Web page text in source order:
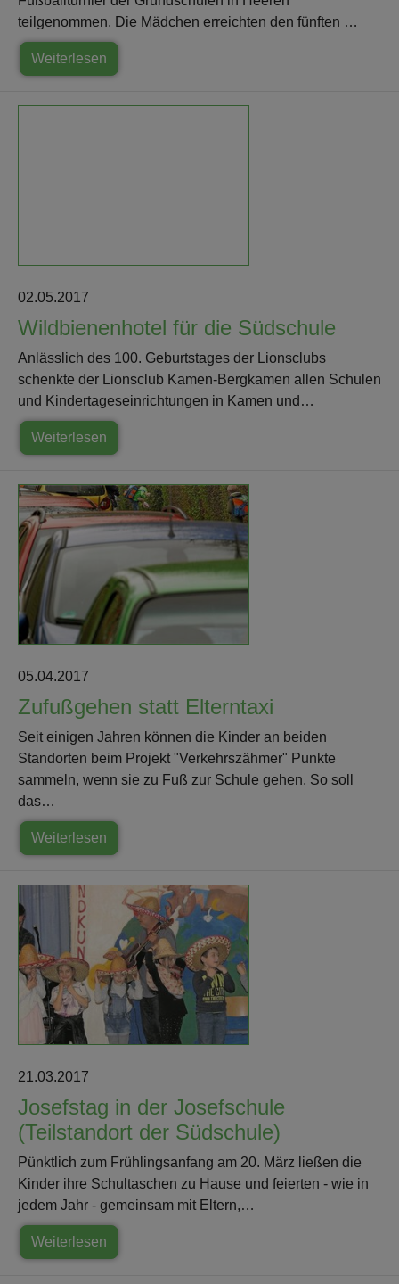
teilgenommen. Die Mädchen erreichten den fünften …
Weiterlesen
02.05.2017
Wildbienenhotel für die Südschule
Anlässlich des 100. Geburtstages der Lionsclubs
schenkte der Lionsclub Kamen-Bergkamen allen Schulen
und Kindertageseinrichtungen in Kamen und…
Weiterlesen
05.04.2017
Zufußgehen statt Elterntaxi
Seit einigen Jahren können die Kinder an beiden
Standorten beim Projekt "Verkehrszähmer" Punkte
sammeln, wenn sie zu Fuß zur Schule gehen. So soll
das…
Weiterlesen
21.03.2017
Josefstag in der Josefschule
(Teilstandort der Südschule)
Pünktlich zum Frühlingsanfang am 20. März ließen die
Kinder ihre Schultaschen zu Hause und feierten - wie in
jedem Jahr - gemeinsam mit Eltern,…
Weiterlesen